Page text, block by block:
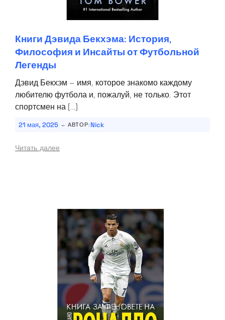
Книги Дэвида Бекхэма: История,
Философия и Инсайты от Футбольной
Легенды
Дэвид Бекхэм – имя, которое знакомо каждому
любителю футбола и, пожалуй, не только. Этот
спортсмен на […]
21 мая, 2025 - АВТОР: Nick
Читать далее